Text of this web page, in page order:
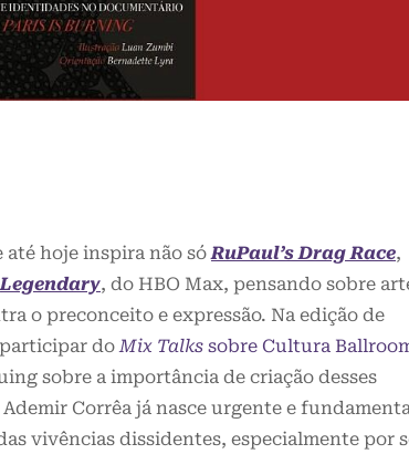
até hoje inspira não sóRuPaul’s Drag Race,
Legendary, do HBO Max, pensando sobre
o preconceito e expressão. Na edição de
participar doMix Talks sobre Cultura
sobre a importância de criação desses
Corrêa já nasce urgente e
vivências dissidentes, especialmente por